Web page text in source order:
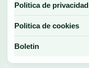
Politica de privacidad
Politica de cookies
Boletin